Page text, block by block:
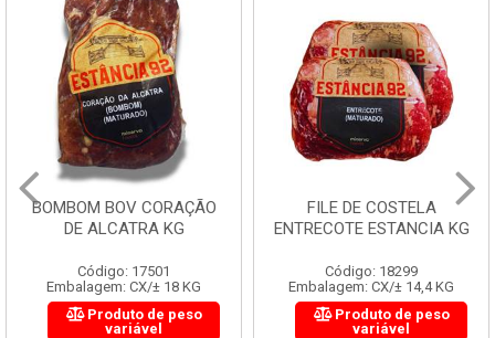
BOMBOM BOV CORAÇÃO
DE ALCATRA KG
Código: 17501
Embalagem: CX/± 18 KG
Produto de peso
variável
FILE DE COSTELA
ENTRECOTE ESTANCIA KG
Código: 18299
Embalagem: CX/± 14,4 KG
Produto de peso
variável